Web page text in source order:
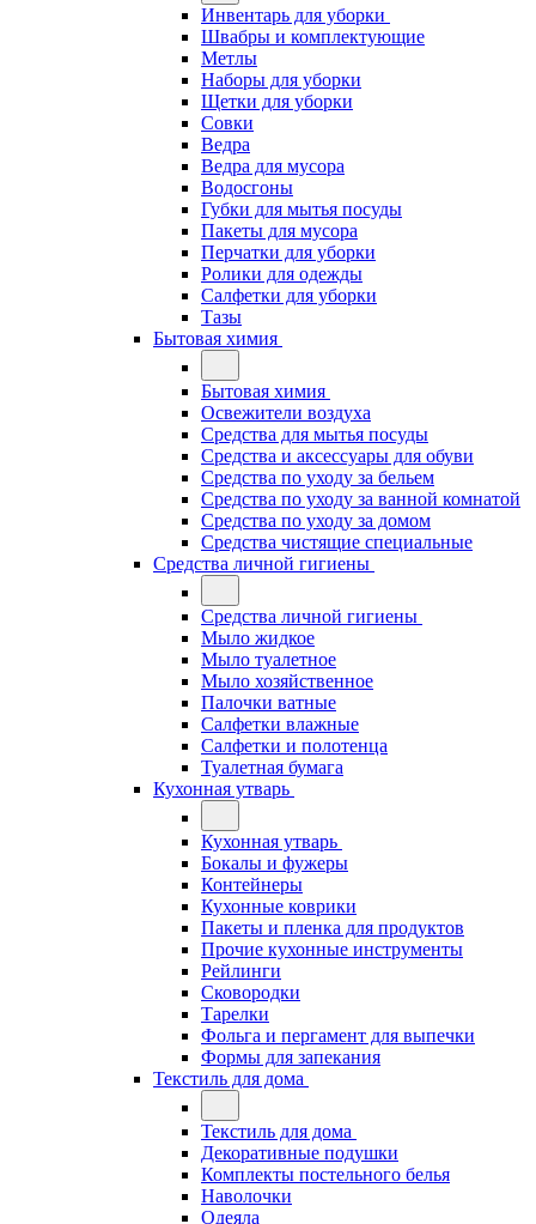
Инвентарь для уборки
Швабры и комплектующие
Метлы
Наборы для уборки
Щетки для уборки
Совки
Ведра
Ведра для мусора
Водосгоны
Губки для мытья посуды
Пакеты для мусора
Перчатки для уборки
Ролики для одежды
Салфетки для уборки
Тазы
Бытовая химия
Бытовая химия
Освежители воздуха
Средства для мытья посуды
Средства и аксессуары для обуви
Средства по уходу за бельем
Средства по уходу за ванной комнатой
Средства по уходу за домом
Средства чистящие специальные
Средства личной гигиены
Средства личной гигиены
Мыло жидкое
Мыло туалетное
Мыло хозяйственное
Палочки ватные
Салфетки влажные
Салфетки и полотенца
Туалетная бумага
Кухонная утварь
Кухонная утварь
Бокалы и фужеры
Контейнеры
Кухонные коврики
Пакеты и пленка для продуктов
Прочие кухонные инструменты
Рейлинги
Сковородки
Тарелки
Фольга и пергамент для выпечки
Формы для запекания
Текстиль для дома
Текстиль для дома
Декоративные подушки
Комплекты постельного белья
Наволочки
Одеяла